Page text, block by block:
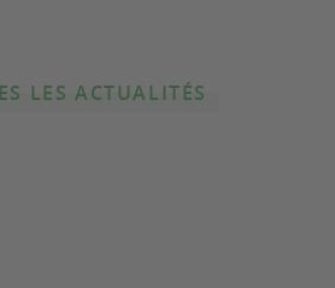
LES ACTUALITÉS